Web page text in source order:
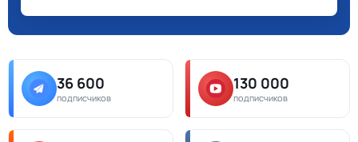
36 600
подписчиков
130 000
подписчиков